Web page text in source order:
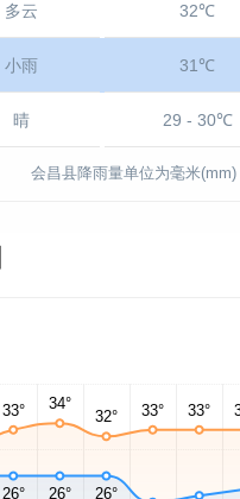
多云 32℃
小雨 31℃
晴 29 - 30℃
会昌县降雨量单位为毫米(mm)